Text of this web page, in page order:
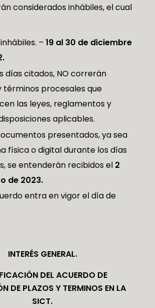
considerados inhábiles, el cual
–19 al 30 de diciembre
días citados, NO correrán
términos procesales que
las leyes, reglamentos y
aplicables.
presentados, ya sea
física o digital durante los días
se entenderán recibidos el 2
de 2023.
entra en vigor el día de
INTERÉS GENERAL.
DEL ACUERDO DE
DE PLAZOS Y TERMINOS EN LA
SICT.